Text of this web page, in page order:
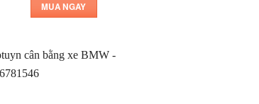
MUA NGAY